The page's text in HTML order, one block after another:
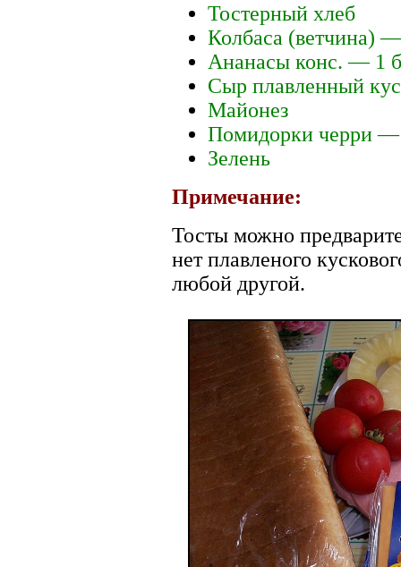
Тостерный хлеб
Колбаса (ветчина)
Ананасы конс. — 1
Сыр плавленный
Майонез
Помидорки черри —
Зелень
Примечание:
Тосты можно
нет плавленого
любой другой.